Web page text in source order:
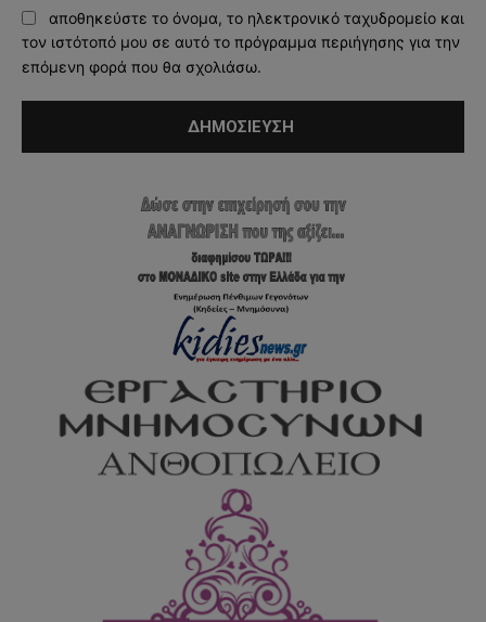
αποθηκεύστε το όνομα, το ηλεκτρονικό ταχυδρομείο και
τον ιστότοπό μου σε αυτό το πρόγραμμα περιήγησης για την
επόμενη φορά που θα σχολιάσω.